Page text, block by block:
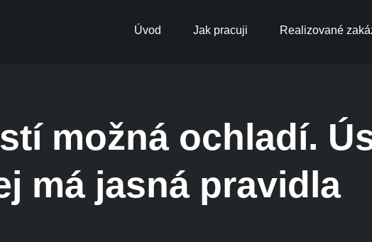
Úvod Jak pracuji Realizované
možná ochladí.
má jasná pravidla